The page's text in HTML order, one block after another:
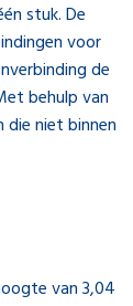
stuk. De
voor
de
behulp van
die niet binnen
van 3,04